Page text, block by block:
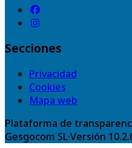
Secciones
Privacidad
Cookies
Mapa web
Plataforma de
Gesgocom SL·Versión